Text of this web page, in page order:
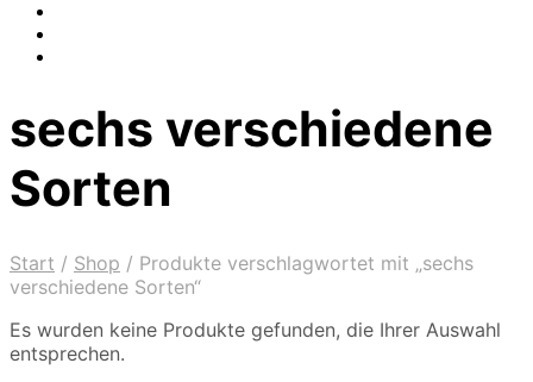
sechs verschiedene
Sorten
Start / Shop / Produkte verschlagwortet mit „sechs
verschiedene Sorten“
Es wurden keine Produkte gefunden, die Ihrer Auswahl
entsprechen.